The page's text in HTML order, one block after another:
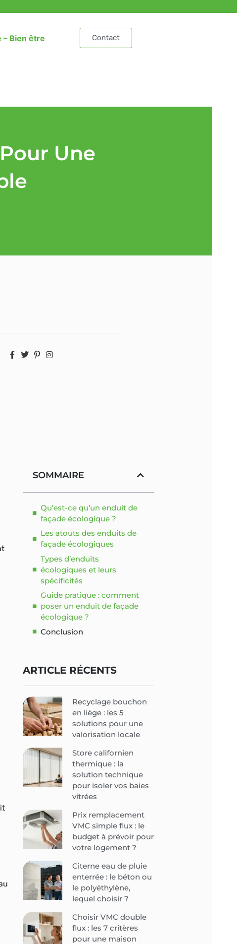
– Bien être Contact
Une
SOMMAIRE
Qu’est-ce qu’un enduit de
façade écologique ?
Les atouts des enduits de
façade écologiques
Types d’enduits
écologiques et leurs
spécificités
Guide pratique : comment
poser un enduit de façade
écologique ?
Conclusion
ARTICLE RÉCENTS
Recyclage bouchon
en liège : les 5
solutions pour une
valorisation locale
Store californien
thermique : la
solution technique
pour isoler vos baies
vitrées
Prix remplacement
VMC simple flux : le
budget à prévoir pour
votre logement ?
Citerne eau de pluie
enterrée : le béton ou
le polyéthylène,
lequel choisir ?
Choisir VMC double
flux : les 7 critères
pour une maison